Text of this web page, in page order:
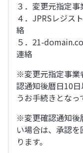
３．変更元指定
４．JPRSレジス
絡
５．21-
連絡
※変更元指定事業
認通知後暦日10
うお手続きとなっ
※変更確認通知後
い場合は、承認
ります。